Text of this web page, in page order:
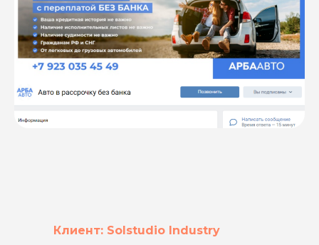
Клиент: Solstudio Industry